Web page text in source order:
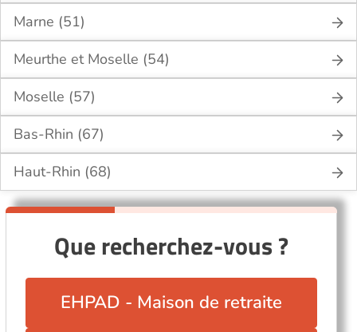
Marne (51)
Meurthe et Moselle (54)
Moselle (57)
Bas-Rhin (67)
Haut-Rhin (68)
Que recherchez-vous ?
EHPAD - Maison de retraite